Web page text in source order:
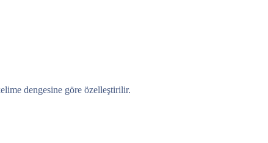
dengesine göre özelleştirilir.